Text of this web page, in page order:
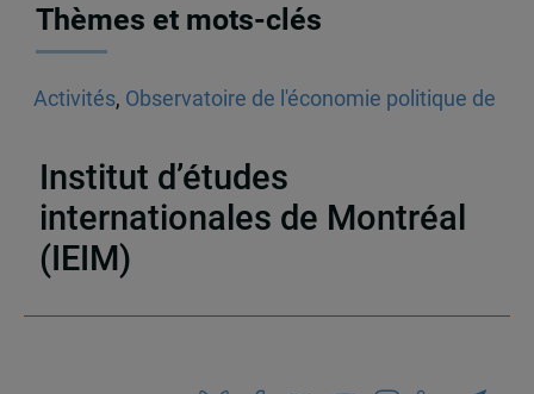
Thèmes et mots-clés
Activités, Observatoire de l'économie politique de
défense, États-Unis Europe
Institut d’études
internationales de Montréal
(IEIM)